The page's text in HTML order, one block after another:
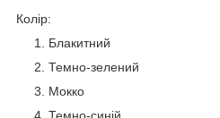
Колір:
Блакитний
Темно-зелений
Мокко